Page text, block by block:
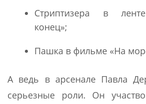
Стриптизера в
конец»;
Пашка в фильме «На
А ведь в арсенале Павла
серьезные роли. Он